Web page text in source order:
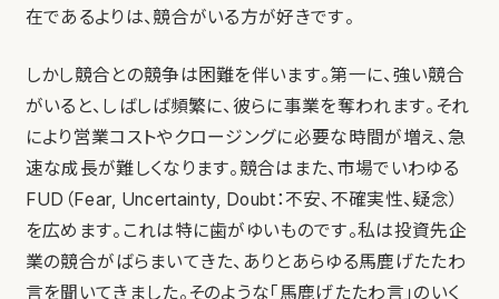
在であるよりは、競合がいる方が好きです。
しかし競合との競争は困難を伴います。第一に、強い競合
がいると、しばしば頻繁に、彼らに事業を奪われます。それ
により営業コストやクロージングに必要な時間が増え、急
速な成長が難しくなります。競合はまた、市場でいわゆる
FUD（Fear, Uncertainty, Doubt：不安、不確実性、疑念）
を広めます。これは特に歯がゆいものです。私は投資先企
業の競合がばらまいてきた、ありとあらゆる馬鹿げたたわ
言を聞いてきました。そのような「馬鹿げたたわ言」のいく